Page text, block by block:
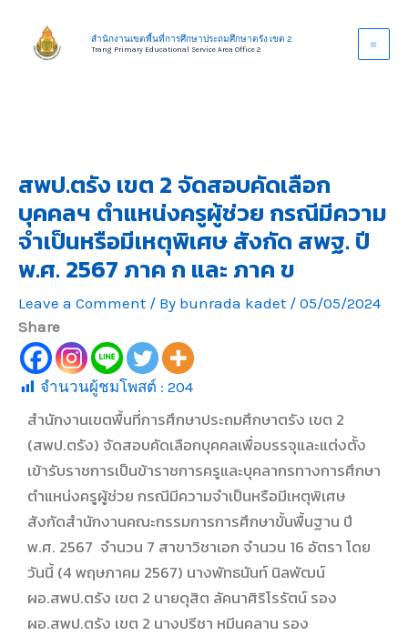
content
สำนักงานเขตพื้นที่การศึกษาประถมศึกษาตรัง เขต 2
Trang Primary Educational Service Area Office 2
สพป.ตรัง เขต 2 จัดสอบคัดเลือก
บุคคลฯ ตำแหน่งครูผู้ช่วย กรณีมีความ
จำเป็นหรือมีเหตุพิเศษ สังกัด สพฐ. ปี
พ.ศ. 2567 ภาค ก และ ภาค ข
Leave a Comment / By bunrada kadet / 05/05/2024
Share
จำนวนผู้ชมโพสต์ : 204
สำนักงานเขตพื้นที่การศึกษาประถมศึกษาตรัง เขต 2
(สพป.ตรัง) จัดสอบคัดเลือกบุคคลเพื่อบรรจุและแต่งตั้ง
เข้ารับราชการเป็นข้าราชการครูและบุคลากรทางการศึกษา
ตำแหน่งครูผู้ช่วย กรณีมีความจำเป็นหรือมีเหตุพิเศษ
สังกัดสำนักงานคณะกรรมการการศึกษาขั้นพื้นฐาน ปี
พ.ศ. 2567 จำนวน 7 สาขาวิชาเอก จำนวน 16 อัตรา โดย
วันนี้ (4 พฤษภาคม 2567) นางพัทธนันท์ นิลพัฒน์
ผอ.สพป.ตรัง เขต 2 นายดุสิต ลัคนาศิริโรรัตน์ รอง
ผอ.สพป.ตรัง เขต 2 นางปรีชา หมีนคลาน รอง